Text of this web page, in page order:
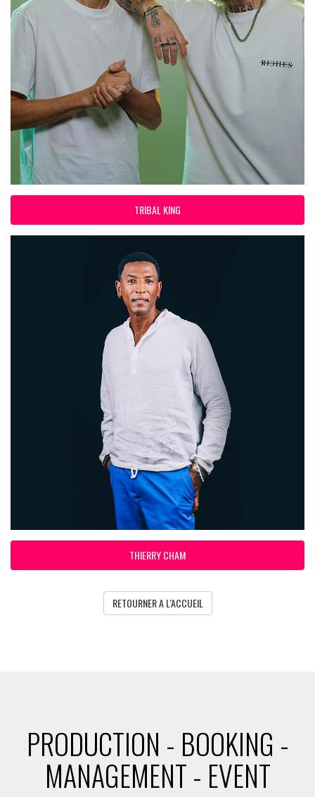
TRIBAL KING
THIERRY CHAM
RETOURNER A L'ACCUEIL
PRODUCTION - BOOKING -
MANAGEMENT - EVENT